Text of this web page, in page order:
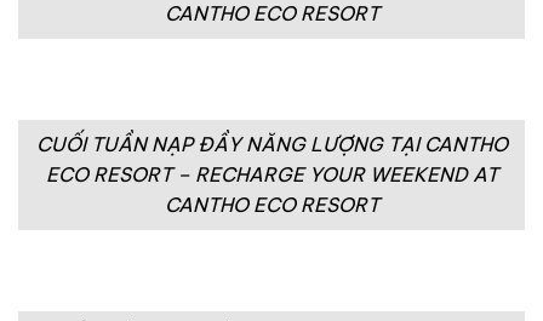
CANTHO ECO RESORT
CUỐI TUẦN NẠP ĐẦY NĂNG LƯỢNG TẠI CANTHO
ECO RESORT – RECHARGE YOUR WEEKEND AT
CANTHO ECO RESORT